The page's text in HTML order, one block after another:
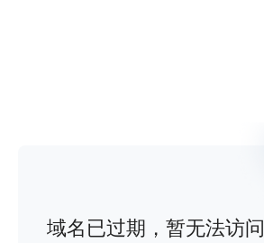
域名已过期，暂无法访问